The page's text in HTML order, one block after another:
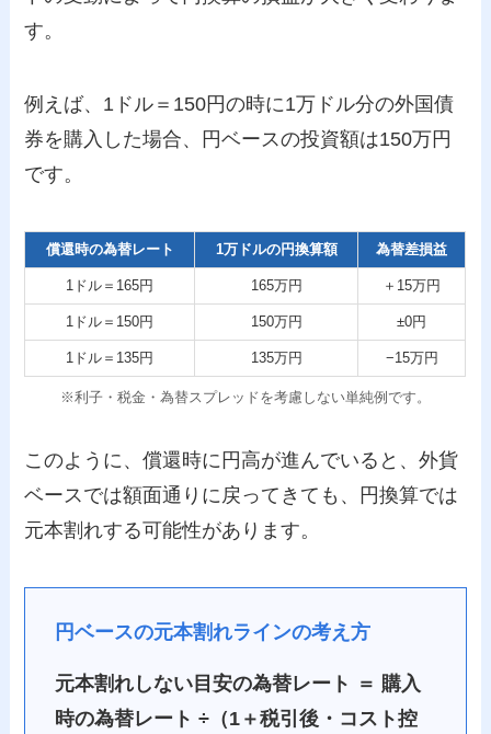
す。
例えば、1ドル＝150円の時に1万ドル分の外国債
券を購入した場合、円ベースの投資額は150万円
です。
償還時の為替レート 1万ドルの円換算額 為替差損益
1ドル＝165円 165万円 ＋15万円
1ドル＝150円 150万円 ±0円
1ドル＝135円 135万円 −15万円
※利子・税金・為替スプレッドを考慮しない単純例です。
このように、償還時に円高が進んでいると、外貨
ベースでは額面通りに戻ってきても、円換算では
元本割れする可能性があります。
円ベースの元本割れラインの考え方
元本割れしない目安の為替レート ＝ 購入
時の為替レート ÷（1＋税引後・コスト控